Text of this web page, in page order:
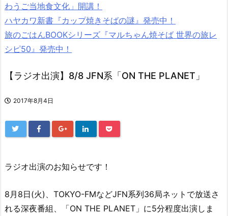
わうご当地食文化」開講！
ハヤカワ新書『カップ焼きそばの謎』発売中！
旅のごはんBOOKシリーズ『マルちゃん焼そば 世界の旅レ
シピ50』発売中！
【ラジオ出演】8/8 JFN系「ON THE PLANET」
2017年8月4日
ラジオ出演のお知らせです！
8月8日(火)、TOKYO-FMなどJFN系列36局ネットで放送さ
れる深夜番組、「ON THE PLANET」に5分程度出演しま